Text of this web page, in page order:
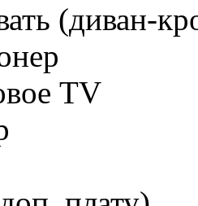
(диван-
TV